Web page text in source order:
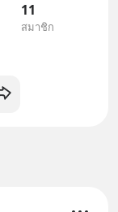
11
สมาชิก